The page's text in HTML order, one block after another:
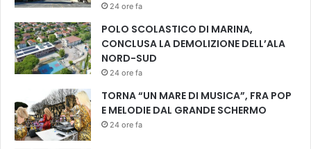
n
e
C
a
a
s
24 ore fa
POLO SCOLASTICO DI MARINA,
CONCLUSA LA DEMOLIZIONE DELL’ALA
NORD-SUD
24 ore fa
TORNA “UN MARE DI MUSICA”, FRA POP
E MELODIE DAL GRANDE SCHERMO
24 ore fa